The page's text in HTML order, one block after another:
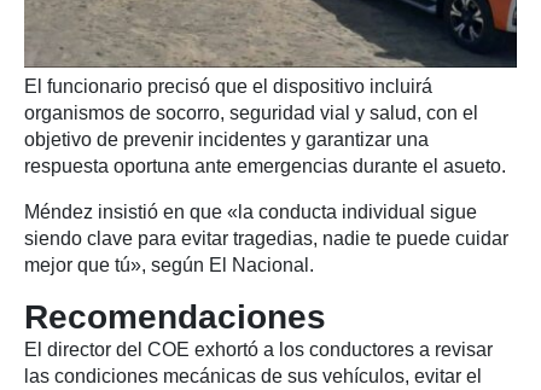
El funcionario precisó que el dispositivo incluirá
organismos de socorro, seguridad vial y salud, con el
objetivo de prevenir incidentes y garantizar una
respuesta oportuna ante emergencias durante el asueto.
Méndez insistió en que «la conducta individual sigue
siendo clave para evitar tragedias, nadie te puede cuidar
mejor que tú», según El Nacional.
Recomendaciones
El director del COE exhortó a los conductores a revisar
las condiciones mecánicas de sus vehículos, evitar el